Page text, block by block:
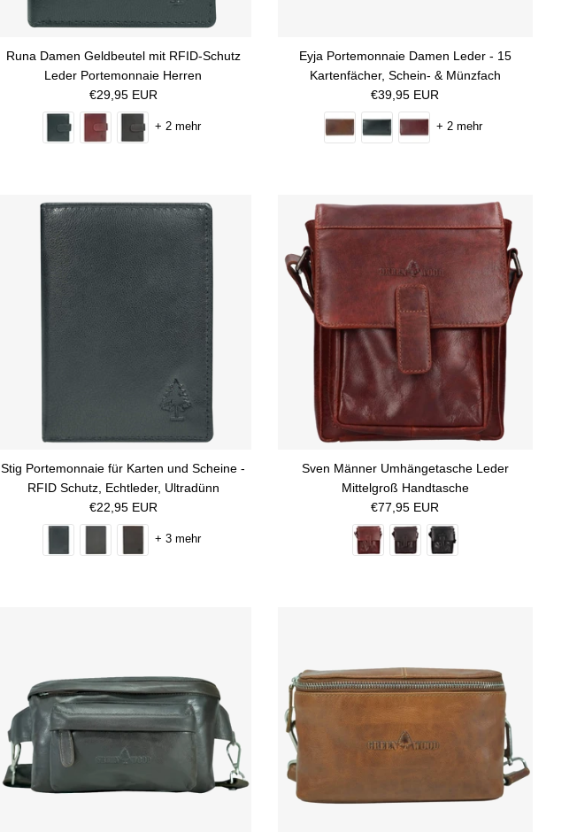
Runa Damen Geldbeutel mit RFID-Schutz
Leder Portemonnaie Herren
Normaler Preis
€29,95 EUR
+ 2 mehr
Eyja Portemonnaie Damen Leder - 15
Kartenfächer, Schein- & Münzfach
Normaler Preis
€39,95 EUR
+ 2 mehr
Stig Portemonnaie für Karten und Scheine -
RFID Schutz, Echtleder, Ultradünn
Normaler Preis
€22,95 EUR
+ 3 mehr
Sven Männer Umhängetasche Leder
Mittelgroß Handtasche
Normaler Preis
€77,95 EUR